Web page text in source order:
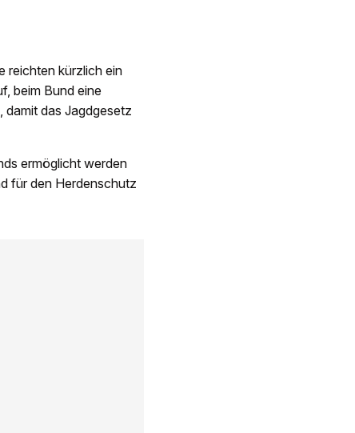
reichten kürzlich ein
beim Bund eine
damit das Jagdgesetz
ermöglicht werden
für den Herdenschutz